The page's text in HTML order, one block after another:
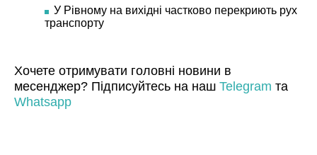
У Рівному на вихідні частково перекриють рух
транспорту
Хочете отримувати головні новини в
месенджер? Підписуйтесь на наш Telegram та
Whatsapp